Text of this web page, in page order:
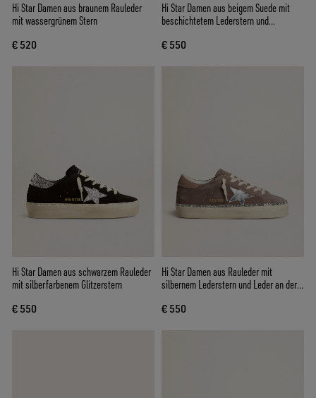
Hi Star Damen aus braunem Rauleder
mit wassergrünem Stern
€ 520
Hi Star Damen aus beigem Suede mit
beschichtetem Lederstern und
€ 550
Hi Star Damen aus schwarzem Rauleder
mit silberfarbenem Glitzerstern
€ 550
Hi Star Damen aus Rauleder mit
silbernem Lederstern und Leder an der
€ 550